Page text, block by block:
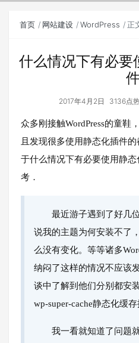
首页 网站建设 WordPress 正
什么情况下有必要
2017年4月2日 3136点
众多刚接触WordPress的童鞋
且发现很多使用静态化插件
于什么情况下有必要使用静
考．
最近游子遇到了好几
说我的主题为何安装不了
么没有变化。等等诸多
纳闷了这样的情况不应该
谈中了解到他们分别都安
wp-super-cache静态化缓存
我一看就知道了问题